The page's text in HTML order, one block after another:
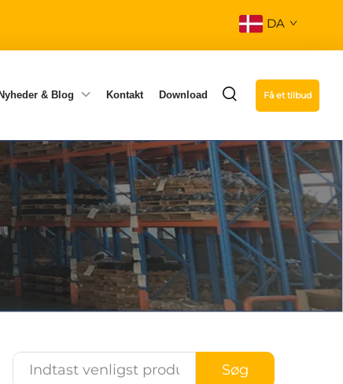
DA
Nyheder & Blog Kontakt Download Få et tilbud
Søg